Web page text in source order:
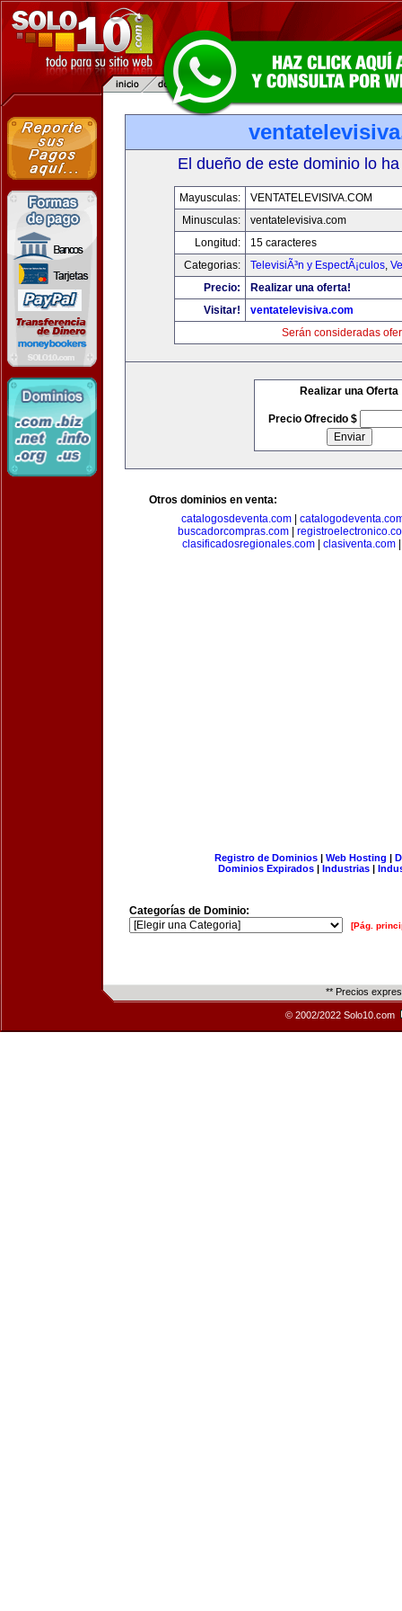
El dueño de este dominio lo
Mayusculas:
VENTATELEVISIVA.COM
Minusculas:
ventatelevisiva.com
Longitud:
15 caracteres
Categorias:
TelevisiÃ³n y EspectÃ¡culos,
Precio:
Realizar una oferta!
Visitar!
ventatelevisiva.com
Serán consideradas
Realizar una Oferta
Precio Ofrecido $
Otros dominios en venta:
catalogosdeventa.com
buscadorcompras.com
clasificadosregionales.com| clasiventa.com
Registro de Dominios| Web Hosting |
Dominios Expirados | Industrias |
Categorías de Dominio:
[Pág.
** Precios
© 2002/2022 Solo10.com